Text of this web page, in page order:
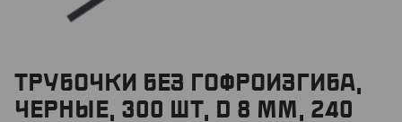
ТРУБОЧКИ БЕЗ ГОФРОИЗГИБА,
ЧЕРНЫЕ, 300 ШТ, D 8 ММ, 240